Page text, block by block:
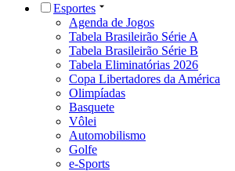
Esportes
Agenda de Jogos
Tabela Brasileirão Série A
Tabela Brasileirão Série B
Tabela Eliminatórias 2026
Copa Libertadores da América
Olimpíadas
Basquete
Vôlei
Automobilismo
Golfe
e-Sports